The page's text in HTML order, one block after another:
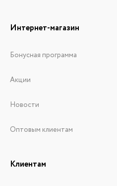
Интернет-магазин
Бонусная программа
Акции
Новости
Оптовым клиентам
Клиентам